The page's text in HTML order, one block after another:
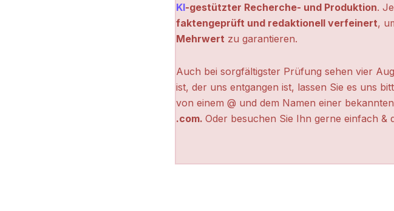
KI-gestützter Recherche- und Produktion.
faktengeprüft und redaktionell verfeinert,
Mehrwert zu garantieren.
Auch bei sorgfältigster Prüfung sehen vier
ist, der uns entgangen ist, lassen Sie es uns
von einem @ und dem Namen einer
.com. Oder besuchen Sie Ihn gerne einfach &